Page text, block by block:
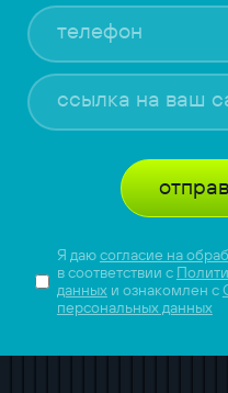
Я даюсогласие на
в соответствии с
данныхи ознакомлен с
персональных данных